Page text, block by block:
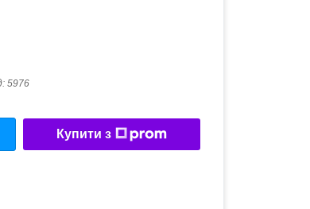
5976
Купити з